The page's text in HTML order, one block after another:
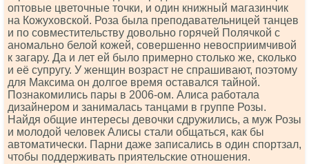
оптовые цветочные точки, и один книжный магазинчик
на Кожуховской. Роза была преподавательницей танцев
и по совместительству довольно горячей Полячкой с
аномально белой кожей, совершенно невосприимчивой
к загару. Да и лет ей было примерно столько же, сколько
и её супругу. У женщин возраст не спрашивают, поэтому
для Максима он долгое время оставался тайной.
Познакомились пары в 2006-ом. Алиса работала
дизайнером и занималась танцами в группе Розы.
Найдя общие интересы девочки сдружились, а муж Розы
и молодой человек Алисы стали общаться, как бы
автоматически. Парни даже записались в один спортзал,
чтобы поддерживать приятельские отношения.